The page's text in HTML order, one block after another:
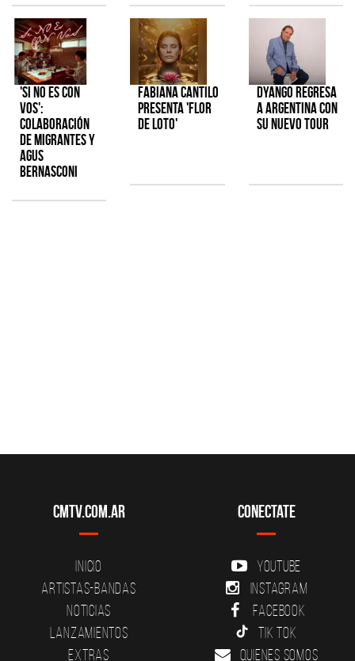
'Si No Es Con
Vos':
colaboración
de Migrantes y
Agus
Bernasconi
Fabiana Cantilo
presenta 'Flor
de Loto'
Dyango regresa
a Argentina con
su nuevo tour
CMTV.com.ar
Inicio
Artistas-Bandas
Noticias
Lanzamientos
Extras
Conectate
YouTube
Instagram
Facebook
Tik Tok
Quienes somos